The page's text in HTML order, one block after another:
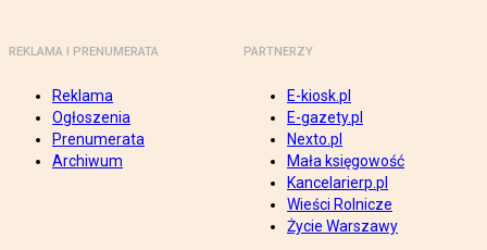
REKLAMA I PRENUMERATA
Reklama
Ogłoszenia
Prenumerata
Archiwum
PARTNERZY
E-kiosk.pl
E-gazety.pl
Nexto.pl
Mała księgowość
Kancelarierp.pl
Wieści Rolnicze
Życie Warszawy